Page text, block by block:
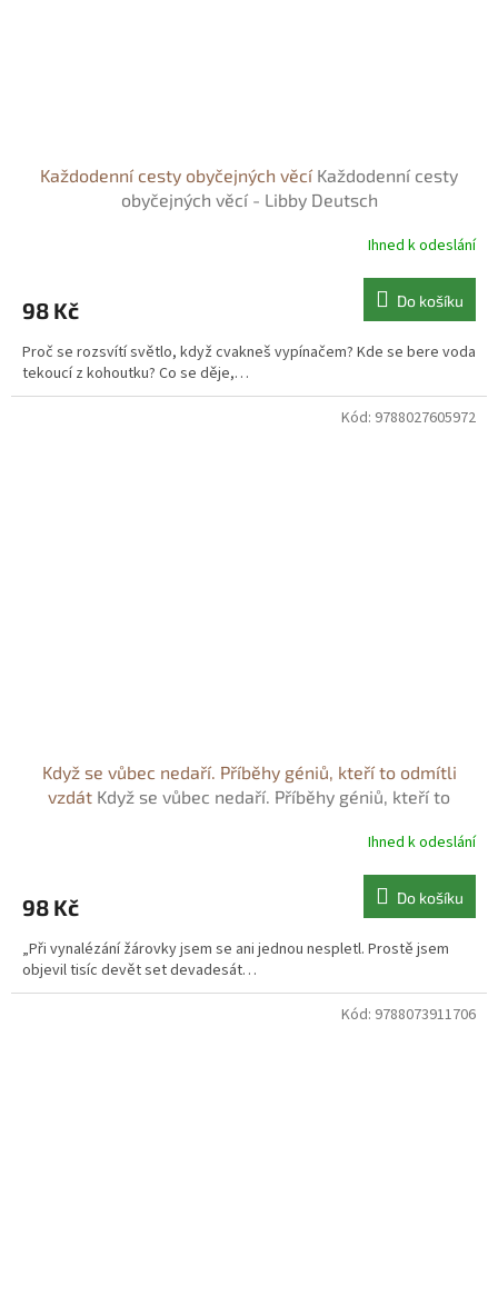
Každodenní cesty obyčejných věcí Každodenní cesty
obyčejných věcí - Libby Deutsch
Ihned k odeslání
98 Kč Do košíku
Proč se rozsvítí světlo, když cvakneš vypínačem? Kde se bere voda
tekoucí z kohoutku? Co se děje,…
Když se vůbec nedaří. Příběhy géniů, kteří to odmítli
vzdát Když se vůbec nedaří. Příběhy géniů, kteří to
Ihned k odeslání
98 Kč Do košíku
„Při vynalézání žárovky jsem se ani jednou nespletl. Prostě jsem
objevil tisíc devět set devadesát…
Kód: 9788027605972
Kód: 9788073911706